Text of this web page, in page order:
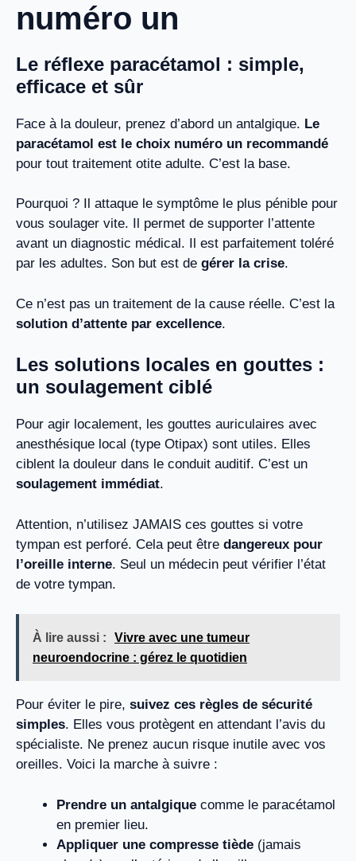
numéro un
Le réflexe paracétamol : simple,
efficace et sûr
Face à la douleur, prenez d’abord un antalgique. Le
paracétamol est le choix numéro un recommandé
pour tout traitement otite adulte. C’est la base.
Pourquoi ? Il attaque le symptôme le plus pénible pour
vous soulager vite. Il permet de supporter l’attente
avant un diagnostic médical. Il est parfaitement toléré
par les adultes. Son but est de gérer la crise.
Ce n’est pas un traitement de la cause réelle. C’est la
solution d’attente par excellence.
Les solutions locales en gouttes :
un soulagement ciblé
Pour agir localement, les gouttes auriculaires avec
anesthésique local (type Otipax) sont utiles. Elles
ciblent la douleur dans le conduit auditif. C’est un
soulagement immédiat.
Attention, n’utilisez JAMAIS ces gouttes si votre
tympan est perforé. Cela peut être dangereux pour
l’oreille interne. Seul un médecin peut vérifier l’état
de votre tympan.
À lire aussi :
Vivre avec une tumeur
neuroendocrine : gérez le quotidien
Pour éviter le pire, suivez ces règles de sécurité
simples. Elles vous protègent en attendant l’avis du
spécialiste. Ne prenez aucun risque inutile avec vos
oreilles. Voici la marche à suivre :
Prendre un antalgique comme le paracétamol
en premier lieu.
Appliquer une compresse tiède (jamais